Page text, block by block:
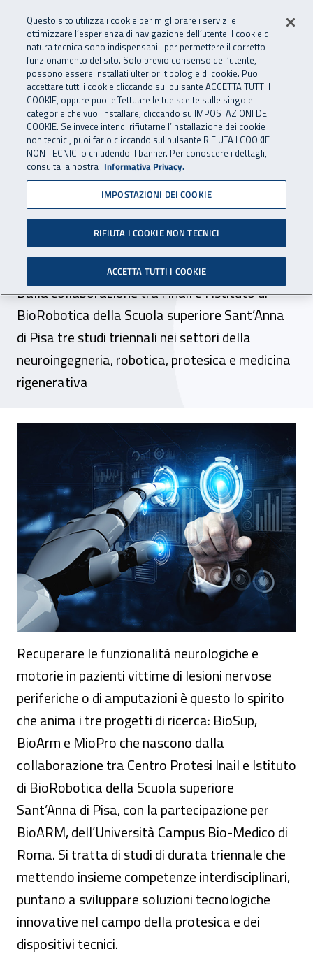
INAIL - Istituto Nazionale
Apri cerca
Navigazione principale
Navigazione - Ti trovi in:
Home Inail comunica News
04 novembre 2020
Ricerca per la salute, al via i
progetti BioSUP, BioARM e
MioPRO
Dalla collaborazione tra l’Inail e l’Istituto di
BioRobotica della Scuola superiore Sant’Anna
di Pisa tre studi triennali nei settori della
neuroingegneria, robotica, protesica e medicina
rigenerativa
Ricerca per la salute, al via i progetti
Recuperare le funzionalità neurologiche e
motorie in pazienti vittime di lesioni nervose
periferiche o di amputazioni è questo lo spirito
che anima i tre progetti di ricerca: BioSup,
BioArm e MioPro che nascono dalla
collaborazione tra Centro Protesi Inail e Istituto
di BioRobotica della Scuola superiore
Sant’Anna di Pisa, con la partecipazione per
BioARM, dell’Università Campus Bio-Medico di
Roma. Si tratta di studi di durata triennale che
mettendo insieme competenze interdisciplinari,
puntano a sviluppare soluzioni tecnologiche
innovative nel campo della protesica e dei
dispositivi tecnici.
Questo sito utilizza i cookie per migliorare i servizi e
ottimizzare l’esperienza di navigazione dell’utente. I cookie di
natura tecnica sono indispensabili per permettere il corretto
funzionamento del sito. Solo previo consenso dell’utente,
possono essere installati ulteriori tipologie di cookie. Puoi
accettare tutti i cookie cliccando sul pulsante ACCETTA TUTTI I
COOKIE, oppure puoi effettuare le tue scelte sulle singole
categorie che vuoi installare, cliccando su IMPOSTAZIONI DEI
COOKIE. Se invece intendi rifiutarne l’installazione dei cookie
non tecnici, puoi farlo cliccando sul pulsante RIFIUTA I COOKIE
NON TECNICI o chiudendo il banner. Per conoscere i dettagli,
consulta la nostra Informativa Privacy.
IMPOSTAZIONI DEI COOKIE
RIFIUTA I COOKIE NON TECNICI
ACCETTA TUTTI I COOKIE